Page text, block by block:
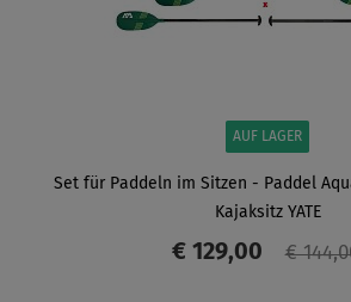
AUF LAGER
Set für Paddeln im Sitzen - Paddel
Kajaksitz YATE
€ 129,00 €